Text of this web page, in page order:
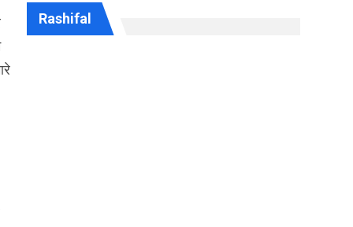
Rashifal